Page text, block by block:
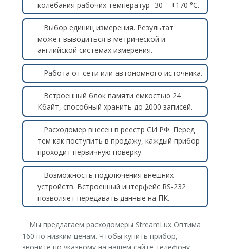
колебания рабочих температур -30 – +170 °С.
Выбор единиц измерения. Результат
может выводиться в метрической и
английской системах измерения.
Работа от сети или автономного источника.
Встроенный блок памяти емкостью 24
Кбайт, способный хранить до 2000 записей.
Расходомер внесен в реестр СИ РФ. Перед
тем как поступить в продажу, каждый прибор
проходит первичную поверку.
Возможность подключения внешних
устройств. Встроенный интерфейс RS-232
позволяет передавать данные на ПК.
Мы предлагаем расходомеры StreamLux Оптима
160 по низким ценам. Чтобы купить прибор,